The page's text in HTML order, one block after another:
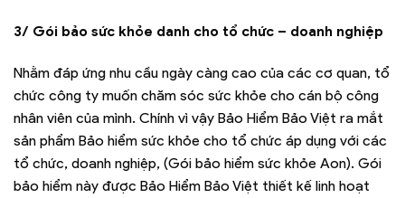
3/ Gói bảo sức khỏe danh cho tổ chức – doanh nghiệp
Nhằm đáp ứng nhu cầu ngày càng cao của các cơ quan, tổ
chức công ty muốn chăm sóc sức khỏe cho cán bộ công
nhân viên của mình. Chính vì vậy Bảo Hiểm Bảo Việt ra mắt
sản phẩm Bảo hiểm sức khỏe cho tổ chức áp dụng với các
tổ chức, doanh nghiệp, (Gói bảo hiểm sức khỏe Aon). Gói
bảo hiểm này được Bảo Hiểm Bảo Việt thiết kế linh hoạt